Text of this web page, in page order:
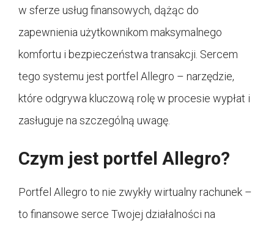
w sferze usług finansowych, dążąc do
zapewnienia użytkownikom maksymalnego
komfortu i bezpieczeństwa transakcji. Sercem
tego systemu jest portfel Allegro – narzędzie,
które odgrywa kluczową rolę w procesie wypłat i
zasługuje na szczególną uwagę.
Czym jest portfel Allegro?
Portfel Allegro to nie zwykły wirtualny rachunek –
to finansowe serce Twojej działalności na